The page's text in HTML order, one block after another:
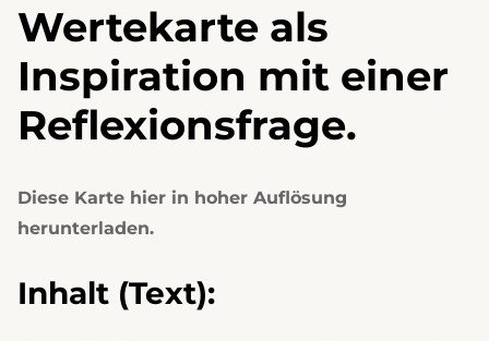
Wertekarte als
Inspiration mit einer
Reflexionsfrage.
Diese Karte hier in hoher Auflösung
herunterladen.
Inhalt (Text):